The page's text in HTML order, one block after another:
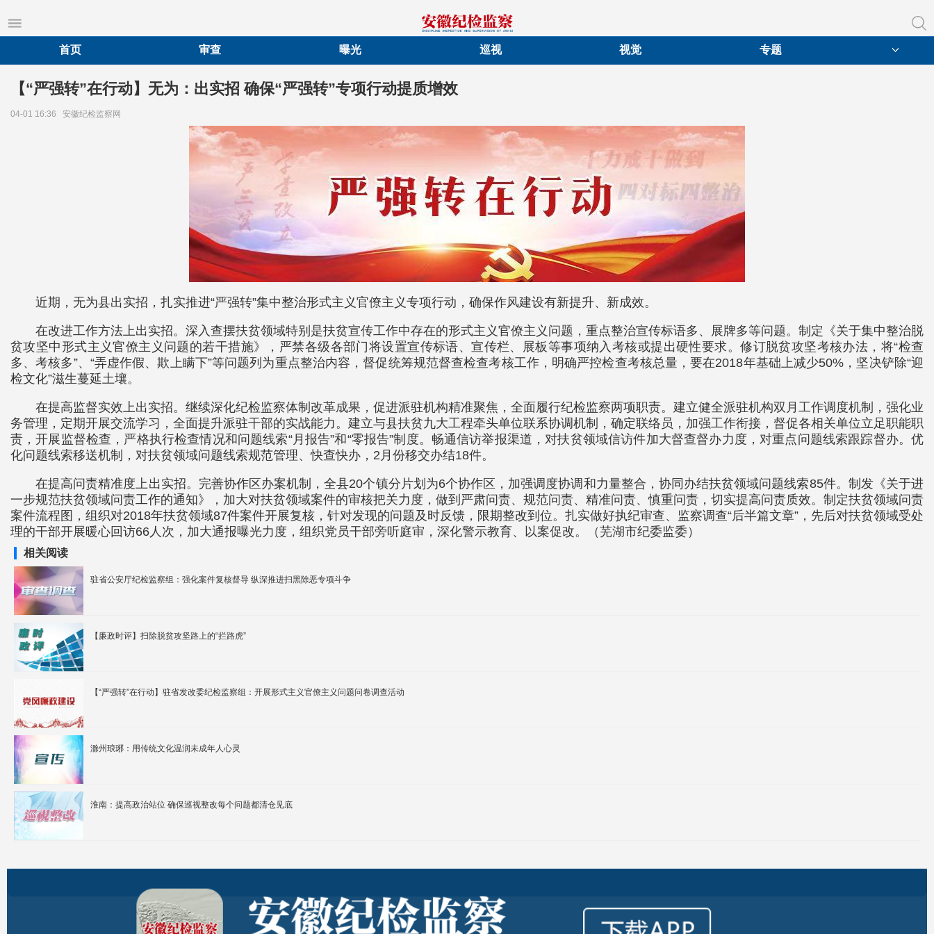
首页
审查 曝光 巡视 视觉 专题
【“严强转”在行动】无为：出实招 确保“严强转”专项行动提质增效
04-01 16:36 安徽纪检监察网
近期，无为县出实招，扎实推进“严强转”集中整治形式主义官僚主义专项行动，确保作风建设有新提升、新成效。
在改进工作方法上出实招。深入查摆扶贫领域特别是扶贫宣传工作中存在的形式主义官僚主义问题，重点整治宣传标语多、展牌多等问题。制定《关于集中整治脱
贫攻坚中形式主义官僚主义问题的若干措施》，严禁各级各部门将设置宣传标语、宣传栏、展板等事项纳入考核或提出硬性要求。修订脱贫攻坚考核办法，将“检查
多、考核多”、“弄虚作假、欺上瞒下”等问题列为重点整治内容，督促统筹规范督查检查考核工作，明确严控检查考核总量，要在2018年基础上减少50%，坚决铲除“迎
检文化”滋生蔓延土壤。
在提高监督实效上出实招。继续深化纪检监察体制改革成果，促进派驻机构精准聚焦，全面履行纪检监察两项职责。建立健全派驻机构双月工作调度机制，强化业
务管理，定期开展交流学习，全面提升派驻干部的实战能力。建立与县扶贫九大工程牵头单位联系协调机制，确定联络员，加强工作衔接，督促各相关单位立足职能职
责，开展监督检查，严格执行检查情况和问题线索“月报告”和“零报告”制度。畅通信访举报渠道，对扶贫领域信访件加大督查督办力度，对重点问题线索跟踪督办。优
化问题线索移送机制，对扶贫领域问题线索规范管理、快查快办，2月份移交办结18件。
在提高问责精准度上出实招。完善协作区办案机制，全县20个镇分片划为6个协作区，加强调度协调和力量整合，协同办结扶贫领域问题线索85件。制发《关于进
一步规范扶贫领域问责工作的通知》，加大对扶贫领域案件的审核把关力度，做到严肃问责、规范问责、精准问责、慎重问责，切实提高问责质效。制定扶贫领域问责
案件流程图，组织对2018年扶贫领域87件案件开展复核，针对发现的问题及时反馈，限期整改到位。扎实做好执纪审查、监察调查“后半篇文章”，先后对扶贫领域受处
理的干部开展暖心回访66人次，加大通报曝光力度，组织党员干部旁听庭审，深化警示教育、以案促改。（芜湖市纪委监委）
相关阅读
驻省公安厅纪检监察组：强化案件复核督导 纵深推进扫黑除恶专项斗争
【廉政时评】扫除脱贫攻坚路上的“拦路虎”
【“严强转”在行动】驻省发改委纪检监察组：开展形式主义官僚主义问题问卷调查活动
滁州琅琊：用传统文化温润未成年人心灵
淮南：提高政治站位 确保巡视整改每个问题都清仓见底